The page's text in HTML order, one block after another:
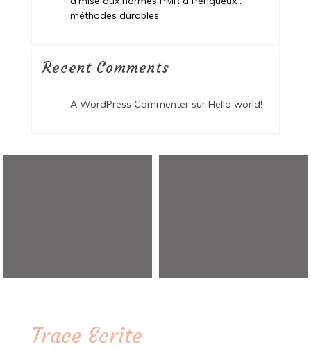
méthodes durables
Recent Comments
A WordPress Commentersur Hello world!
Trace Ecrite